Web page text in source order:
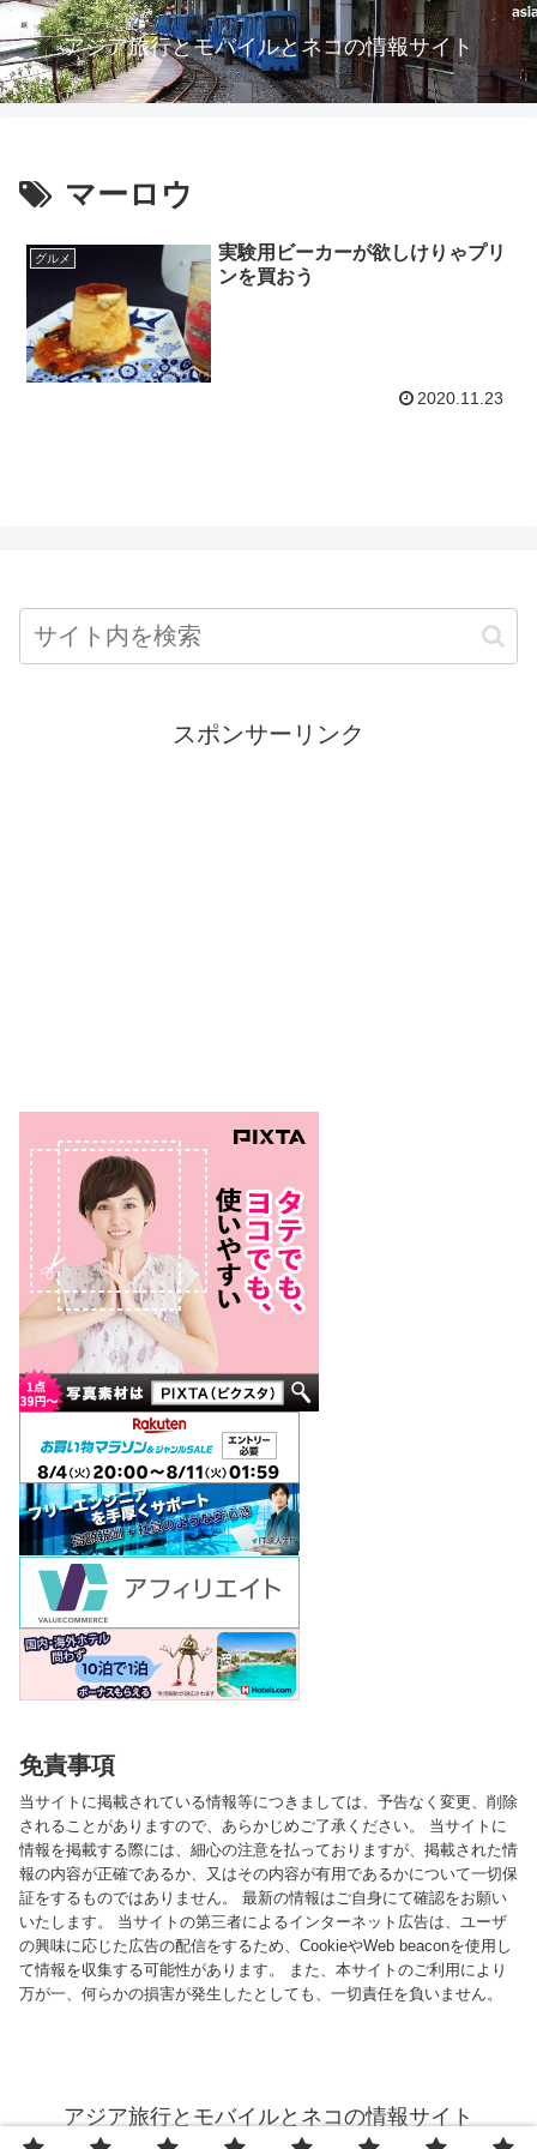
アジア旅行とモバイルとネコの情報サイト
マーロウ
グルメ
実験用ビーカーが欲しけりゃプリ
ンを買おう
2020.11.23
スポンサーリンク
免責事項
当サイトに掲載されている情報等につきましては、予告なく変更、削除
されることがありますので、あらかじめご了承ください。 当サイトに
情報を掲載する際には、細心の注意を払っておりますが、掲載された情
報の内容が正確であるか、又はその内容が有用であるかについて一切保
証をするものではありません。 最新の情報はご自身にて確認をお願い
いたします。 当サイトの第三者によるインターネット広告は、ユーザ
の興味に応じた広告の配信をするため、CookieやWeb beaconを使用し
て情報を収集する可能性があります。 また、本サイトのご利用により
万が一、何らかの損害が発生したとしても、一切責任を負いません。
アジア旅行とモバイルとネコの情報サイト